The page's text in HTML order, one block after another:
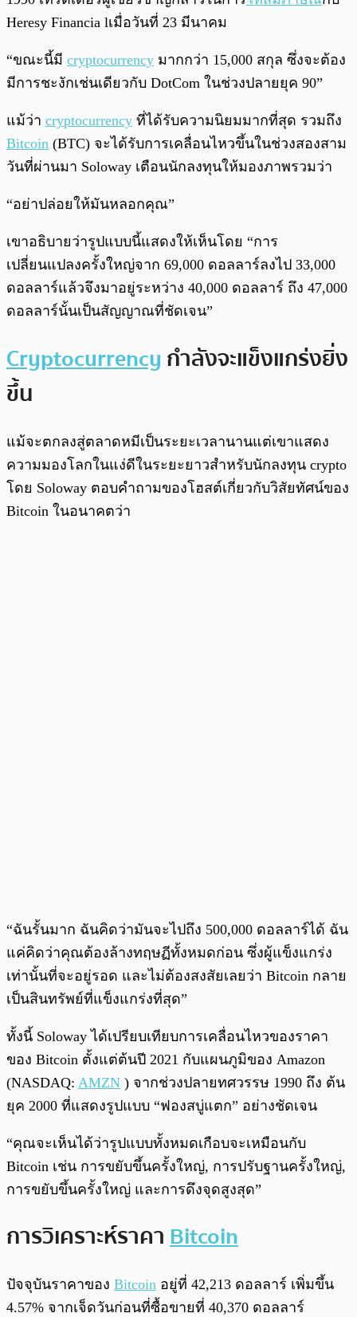
Heresy Financia lเมื่อวันที่ 23 มีนาคม
“ขณะนี้มี cryptocurrency มากกว่า 15,000 สกุล ซึ่งจะต้อง
มีการชะงักเช่นเดียวกับ DotCom ในช่วงปลายยุค 90”
แม้ว่า cryptocurrency ที่ได้รับความนิยมมากที่สุด รวมถึง
Bitcoin (BTC) จะได้รับการเคลื่อนไหวขึ้นในช่วงสองสาม
วันที่ผ่านมา Soloway เตือนนักลงทุนให้มองภาพรวมว่า
“อย่าปล่อยให้มันหลอกคุณ”
เขาอธิบายว่ารูปแบบนี้แสดงให้เห็นโดย “การ
เปลี่ยนแปลงครั้งใหญ่จาก 69,000 ดอลลาร์ลงไป 33,000
ดอลลาร์แล้วจึงมาอยู่ระหว่าง 40,000 ดอลลาร์ ถึง 47,000
ดอลลาร์นั้นเป็นสัญญาณที่ชัดเจน”
Cryptocurrency กำลังจะแข็งแกร่งยิ่ง
ขึ้น
แม้จะตกลงสู่ตลาดหมีเป็นระยะเวลานานแต่เขาแสดง
ความมองโลกในแง่ดีในระยะยาวสำหรับนักลงทุน crypto
โดย Soloway ตอบคำถามของโฮสต์เกี่ยวกับวิสัยทัศน์ของ
Bitcoin ในอนาคตว่า
“ฉันรั้นมาก ฉันคิดว่ามันจะไปถึง 500,000 ดอลลาร์ได้ ฉัน
แค่คิดว่าคุณต้องล้างทฤษฏีทั้งหมดก่อน ซึ่งผู้แข็งแกร่ง
เท่านั้นที่จะอยู่รอด และไม่ต้องสงสัยเลยว่า Bitcoin กลาย
เป็นสินทรัพย์ที่แข็งแกร่งที่สุด”
ทั้งนี้ Soloway ได้เปรียบเทียบการเคลื่อนไหวของราคา
ของ Bitcoin ตั้งแต่ต้นปี 2021 กับแผนภูมิของ Amazon
(NASDAQ: AMZN ) จากช่วงปลายทศวรรษ 1990 ถึง ต้น
ยุค 2000 ที่แสดงรูปแบบ “ฟองสบู่แตก” อย่างชัดเจน
“คุณจะเห็นได้ว่ารูปแบบทั้งหมดเกือบจะเหมือนกับ
Bitcoin เช่น การขยับขึ้นครั้งใหญ่, การปรับฐานครั้งใหญ่,
การขยับขึ้นครั้งใหญ่ และการดึงจุดสูงสุด”
การวิเคราะห์ราคาBitcoin
ปัจจุบันราคาของ Bitcoin อยู่ที่ 42,213 ดอลลาร์ เพิ่มขึ้น
4.57% จากเจ็ดวันก่อนที่ซื้อขายที่ 40,370 ดอลลาร์